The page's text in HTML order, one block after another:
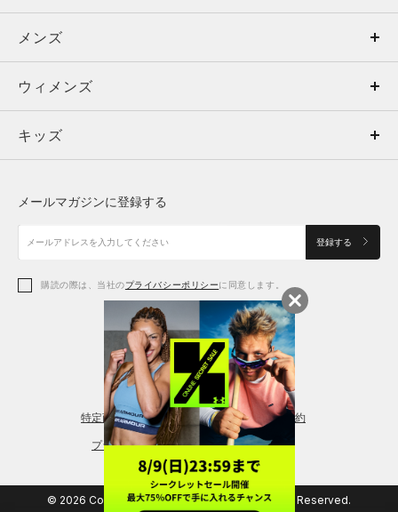
メンズ
ウィメンズ
キッズ
アクセサリー
メンズ
トップス
ボトムス
アクセサリー
ウィメンズ
トップス
シューズ
アクセサリー
レギンス＆タイツ
キッズ
シューズ
メールマガジンに登録する
登録する
購読の際は、当社のプライバシーポリシーに同意します。
特定商取引法に基づく通販の表記 会員規約
プライバシーポリシー
© 2026 Copyright DOME Corporation. All Rights Reserved.